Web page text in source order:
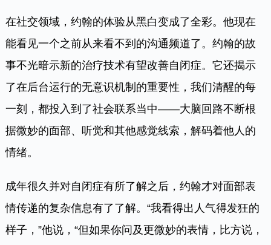
在社交领域，约翰的体验从黑白变成了全彩。他现在
能看见一个之前从来看不到的沟通频道了。约翰的故
事不光暗示新的治疗技术有望改善自闭症。它还揭示
了在后台运行的无意识机制的重要性，我们清醒的每
一刻，都投入到了社会联系当中——大脑回路不断根
据微妙的面部、听觉和其他感觉线索，解码着他人的
情绪。
成年很久并对自闭症有所了解之后，约翰才对面部表
情传递的复杂信息有了了解。“我看得出人气得发狂的
样子，”他说，“但如果你问及更微妙的表情，比方说，